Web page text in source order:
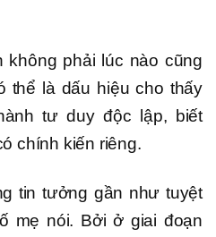
không phải lúc nào cũng
thể là dấu hiệu cho thấy
tư duy độc lập, biết
chính kiến riêng.
tin tưởng gần như tuyệt
mẹ nói. Bởi ở giai đoạn